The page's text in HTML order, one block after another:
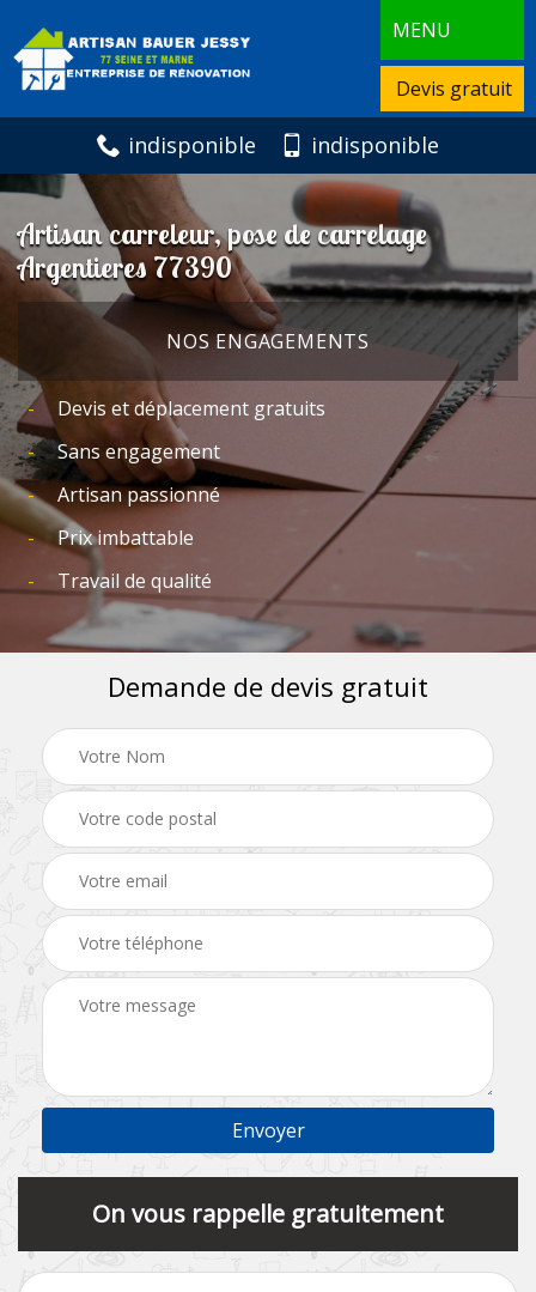
MENU
Devis gratuit
indisponible indisponible
Artisan carreleur, pose de carrelage
Argentieres 77390
NOS ENGAGEMENTS
Devis et déplacement gratuits
Sans engagement
Artisan passionné
Prix imbattable
Travail de qualité
Demande de devis gratuit
On vous rappelle gratuitement